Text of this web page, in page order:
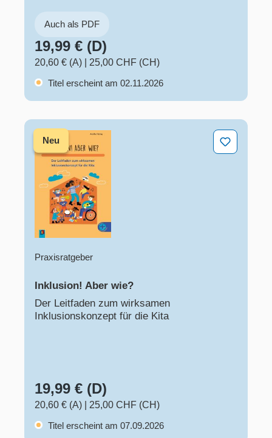
Auch als PDF
19,99 € (D)
20,60 € (A)
25,00 CHF (CH)
Titel erscheint am 02.11.2026
Inklusion! Aber wie?
Neu
Praxisratgeber
Inklusion! Aber wie?
Der Leitfaden zum wirksamen​
Inklusionskonzept für die Kita
19,99 € (D)
20,60 € (A)
25,00 CHF (CH)
Titel erscheint am 07.09.2026